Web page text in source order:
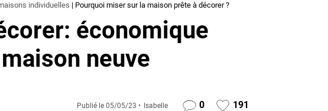
individuelles | Pourquoi miser sur la maison prête à décorer ?
économique
neuve
Publié le 05/05/23 Isabelle 0 191